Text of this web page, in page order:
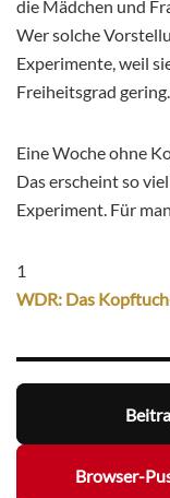
die Mädchen und
Wer solche
Experimente, weil
Freiheitsgrad gering.
Eine Woche ohne
Das erscheint so
Experiment. Für
1
WDR: Das
Browser-